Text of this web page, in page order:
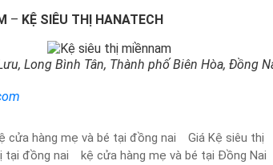
– KỆ SIÊU THỊ HANATECH
Long Bình Tân, Thành phố Biên Hòa, Đồng
cửa hàng mẹ và bé tại đồng nai Giá Kệ siêu thị
tại đồng nai
kệ cửa hàng mẹ và bé tại Đồng Nai